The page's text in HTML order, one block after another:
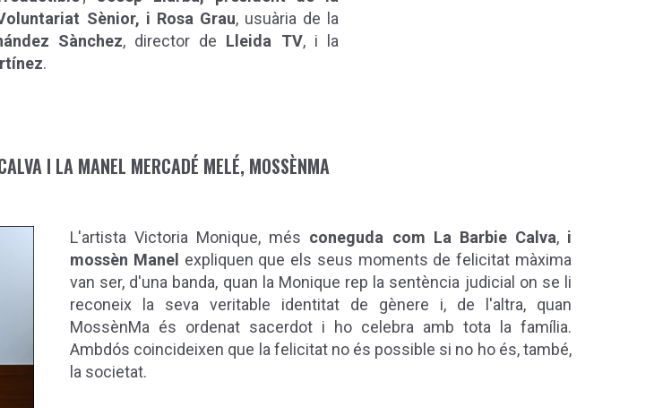
Sènior, i Rosa Grau, usuària de la
Sànchez, director de Lleida TV, i la
.
I LA MANEL MERCADÉ MELÉ, MOSSÈNMA
L'artista Victoria Monique, més coneguda com La Barbie Calva, i
mossèn Manel expliquen que els seus moments de felicitat màxima
van ser, d'una banda, quan la Monique rep la sentència judicial on se li
reconeix la seva veritable identitat de gènere i, de l'altra, quan
MossènMa és ordenat sacerdot i ho celebra amb tota la família.
Ambdós coincideixen que la felicitat no és possible si no ho és, també,
la societat.